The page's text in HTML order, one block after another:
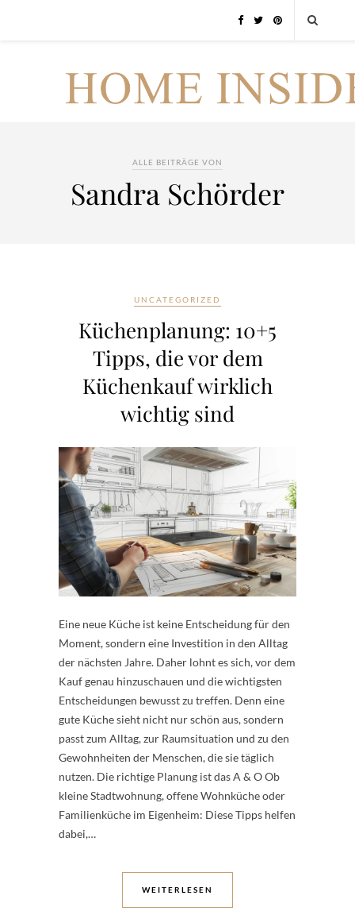
ALLE BEITRÄGE VON
Sandra Schörder
UNCATEGORIZED
Küchenplanung: 10+5
Tipps, die vor dem
Küchenkauf wirklich
wichtig sind
Eine neue Küche ist keine Entscheidung für den
Moment, sondern eine Investition in den Alltag
der nächsten Jahre. Daher lohnt es sich, vor dem
Kauf genau hinzuschauen und die wichtigsten
Entscheidungen bewusst zu treffen. Denn eine
gute Küche sieht nicht nur schön aus, sondern
passt zum Alltag, zur Raumsituation und zu den
Gewohnheiten der Menschen, die sie täglich
nutzen. Die richtige Planung ist das A & O Ob
kleine Stadtwohnung, offene Wohnküche oder
Familienküche im Eigenheim: Diese Tipps helfen
dabei,…
WEITERLESEN